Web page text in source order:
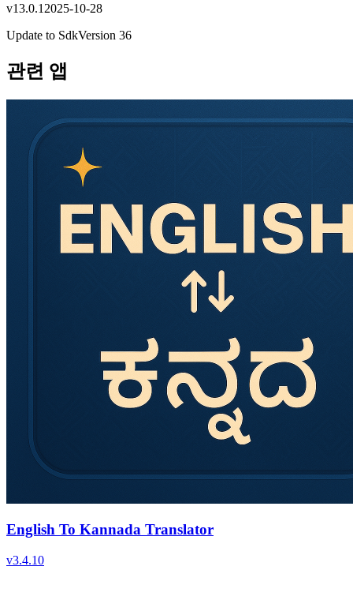
v13.0.1 2025-10-28
Update to SdkVersion 36
관련 앱
English To Kannada Translator
v3.4.10